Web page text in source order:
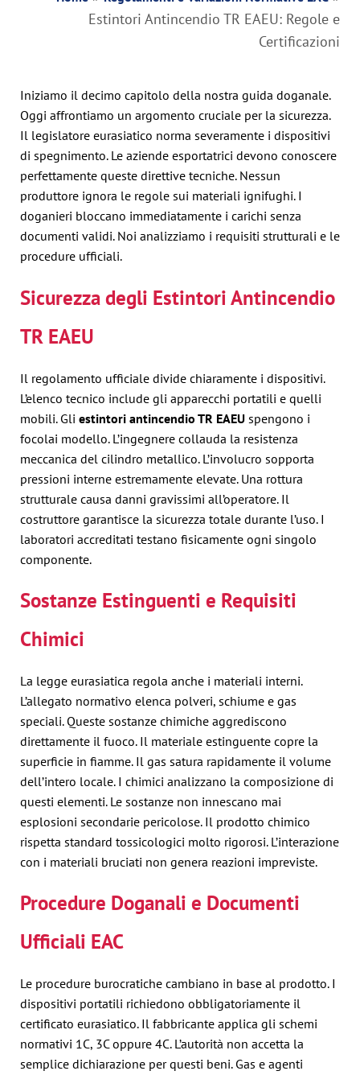
Estintori Antincendio TR EAEU: Regole e
Certificazioni
Iniziamo il decimo capitolo della nostra guida doganale.
Oggi affrontiamo un argomento cruciale per la sicurezza.
Il legislatore eurasiatico norma severamente i dispositivi
di spegnimento. Le aziende esportatrici devono conoscere
perfettamente queste direttive tecniche. Nessun
produttore ignora le regole sui materiali ignifughi. I
doganieri bloccano immediatamente i carichi senza
documenti validi. Noi analizziamo i requisiti strutturali e le
procedure ufficiali.
Sicurezza degli Estintori Antincendio
TR EAEU
Il regolamento ufficiale divide chiaramente i dispositivi.
L’elenco tecnico include gli apparecchi portatili e quelli
mobili. Gli estintori antincendio TR EAEU spengono i
focolai modello. L’ingegnere collauda la resistenza
meccanica del cilindro metallico. L’involucro sopporta
pressioni interne estremamente elevate. Una rottura
strutturale causa danni gravissimi all’operatore. Il
costruttore garantisce la sicurezza totale durante l’uso. I
laboratori accreditati testano fisicamente ogni singolo
componente.
Sostanze Estinguenti e Requisiti
Chimici
La legge eurasiatica regola anche i materiali interni.
L’allegato normativo elenca polveri, schiume e gas
speciali. Queste sostanze chimiche aggrediscono
direttamente il fuoco. Il materiale estinguente copre la
superficie in fiamme. Il gas satura rapidamente il volume
dell’intero locale. I chimici analizzano la composizione di
questi elementi. Le sostanze non innescano mai
esplosioni secondarie pericolose. Il prodotto chimico
rispetta standard tossicologici molto rigorosi. L’interazione
con i materiali bruciati non genera reazioni impreviste.
Procedure Doganali e Documenti
Ufficiali EAC
Le procedure burocratiche cambiano in base al prodotto. I
dispositivi portatili richiedono obbligatoriamente il
certificato eurasiatico. Il fabbricante applica gli schemi
normativi 1C, 3C oppure 4C. L’autorità non accetta la
semplice dichiarazione per questi beni. Gas e agenti